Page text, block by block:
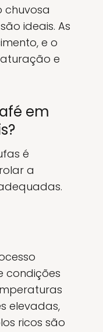
chuvosa
ideais. As
e o
e
em
é
a
condições
elevadas,
ricos são